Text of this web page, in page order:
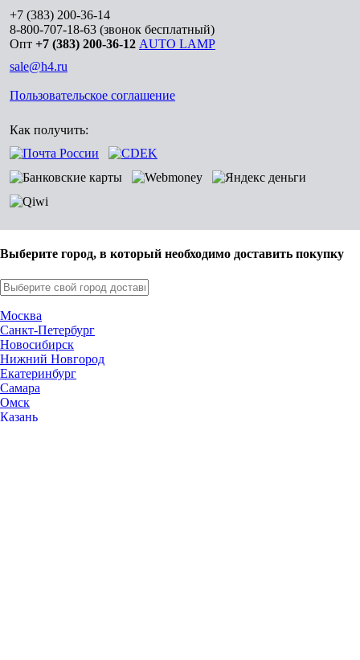
+7 (383) 200-36-14
8-800-707-18-63 (звонок бесплатный)
Опт +7 (383) 200-36-12 AUTO LAMP
sale@h4.ru
Пользовательское соглашение
Как получить:
Выберите город, в который необходимо доставить покупку
Москва
Санкт-Петербург
Новосибирск
Нижний Новгород
Екатеринбург
Самара
Омск
Казань